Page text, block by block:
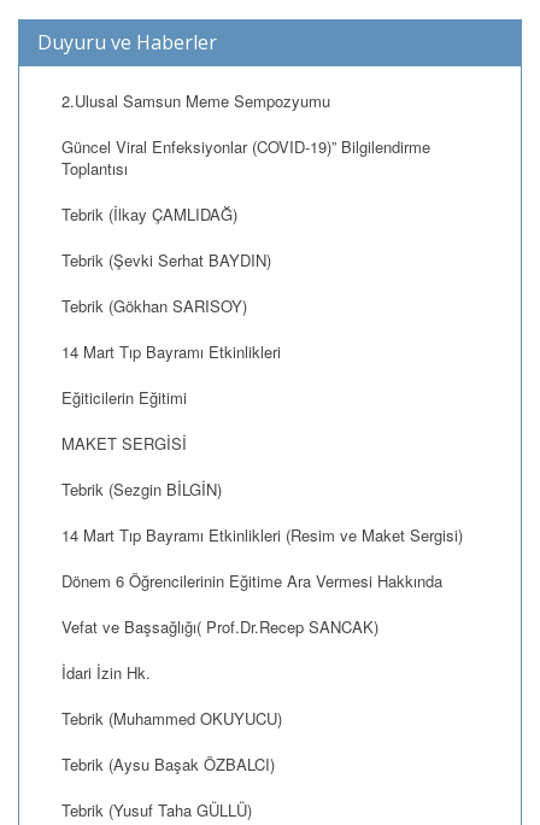
Duyuru ve Haberler
2.Ulusal Samsun Meme Sempozyumu
Güncel Viral Enfeksiyonlar (COVID-19)” Bilgilendirme
Toplantısı
Tebrik (İlkay ÇAMLIDAĞ)
Tebrik (Şevki Serhat BAYDIN)
Tebrik (Gökhan SARISOY)
14 Mart Tıp Bayramı Etkinlikleri
Eğiticilerin Eğitimi
MAKET SERGİSİ
Tebrik (Sezgin BİLGİN)
14 Mart Tıp Bayramı Etkinlikleri (Resim ve Maket Sergisi)
Dönem 6 Öğrencilerinin Eğitime Ara Vermesi Hakkında
Vefat ve Başsağlığı( Prof.Dr.Recep SANCAK)
İdari İzin Hk.
Tebrik (Muhammed OKUYUCU)
Tebrik (Aysu Başak ÖZBALCI)
Tebrik (Yusuf Taha GÜLLÜ)